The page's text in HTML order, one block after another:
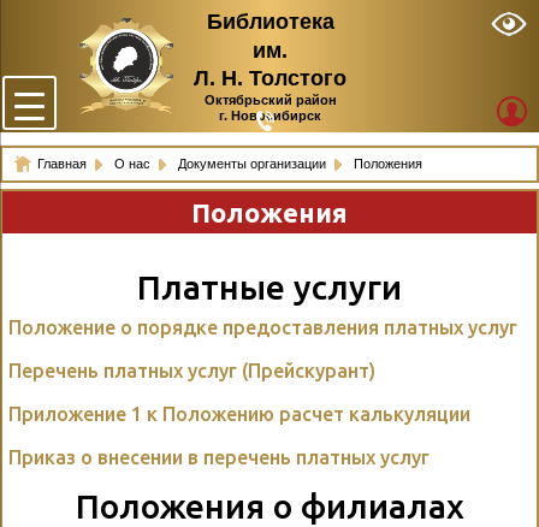
Библиотека
им.
Л. Н. Толстого
Октябрьский район
г. Новосибирск
Главная О нас Документы организации Положения
Положения
Платные услуги
Положение о порядке предоставления платных услуг
Перечень платных услуг (Прейскурант)
Приложение 1 к Положению расчет калькуляции
Приказ о внесении в перечень платных услуг
Положения о филиалах